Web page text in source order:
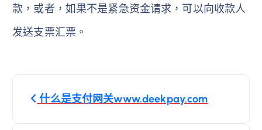
款，或者，如果不是紧急资金请求，可以向收款人
发送支票汇票。
文 什么是支付网关www.deekpay.com